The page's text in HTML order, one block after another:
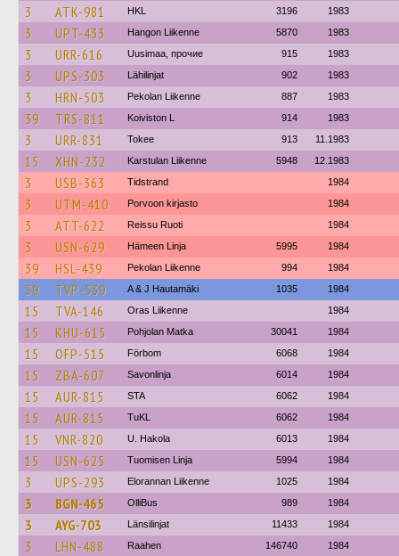
3 ATK-981 HKL 3196 1983
3 UPT-433 Hangon Liikenne 5870 1983
3 URR-616 Uusimaa, прочие 915 1983
3 UPS-303 Lähilinjat 902 1983
3 HRN-503 Pekolan Liikenne 887 1983
39 TRS-811 Koiviston L 914 1983
3 URR-831 Tokee 913 11.1983
15 XHN-232 Karstulan Liikenne 5948 12.1983
3 USB-363 Tidstrand 1984
3 UTM-410 Porvoon kirjasto 1984
3 ATT-622 Reissu Ruoti 1984
3 USN-629 Hämeen Linja 5995 1984
39 HSL-439 Pekolan Liikenne 994 1984
39 TVP-539 A & J Hautamäki 1035 1984
15 TVA-146 Oras Liikenne 1984
15 KHU-615 Pohjolan Matka 30041 1984
15 OFP-515 Förbom 6068 1984
15 ZBA-607 Savonlinja 6014 1984
15 AUR-815 STA 6062 1984
15 AUR-815 TuKL 6062 1984
15 VNR-820 U. Hakola 6013 1984
15 USN-625 Tuomisen Linja 5994 1984
3 UPS-293 Elorannan Liikenne 1025 1984
3 BGN-465 OlliBus 989 1984
3 AYG-703 Länsilinjat 11433 1984
3 LHN-488 Raahen 146740 1984